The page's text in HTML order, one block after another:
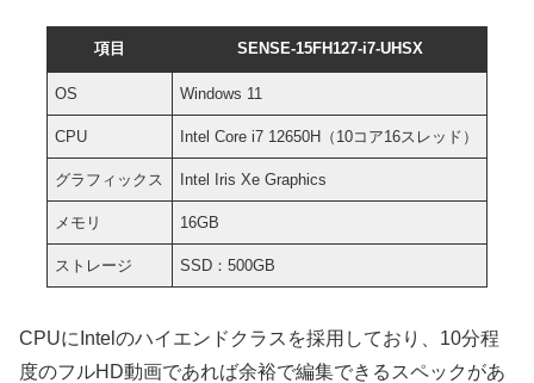
項目 SENSE-15FH127-i7-UHSX
OS Windows 11
CPU Intel Core i7 12650H（10コア16スレッド）
グラフィックス Intel Iris Xe Graphics
メモリ 16GB
ストレージ SSD：500GB
CPUにIntelのハイエンドクラスを採用しており、10分程
度のフルHD動画であれば余裕で編集できるスペックがあ